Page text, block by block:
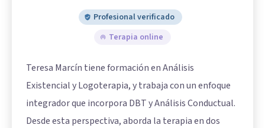
Profesional verificado
Terapia online
Teresa Marcín tiene formación en Análisis
Existencial y Logoterapia, y trabaja con un enfoque
integrador que incorpora DBT y Análisis Conductual.
Desde esta perspectiva, aborda la terapia en dos